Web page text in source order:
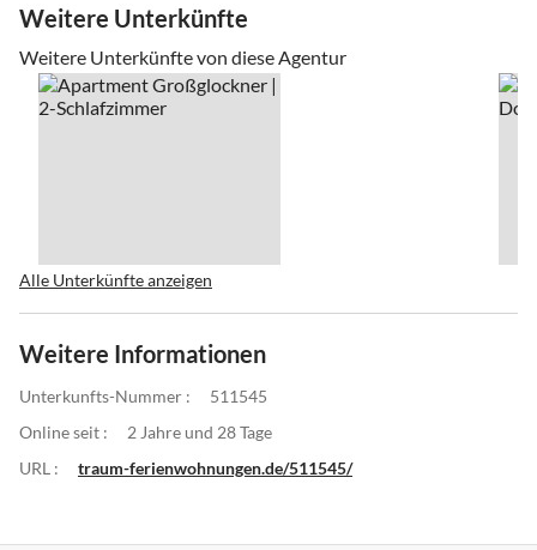
Weitere Unterkünfte
Weitere Unterkünfte von diese Agentur
Alle Unterkünfte anzeigen
Weitere Informationen
Unterkunfts-Nummer :
511545
Online seit :
2 Jahre und 28 Tage
URL :
traum-ferienwohnungen.de/511545/